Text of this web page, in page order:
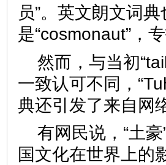
员”。英文朗文词
是“cosmonaut”
然而，与当初
一致认可不同，
典还引发了来自
有网民说，“土
国文化在世界上的